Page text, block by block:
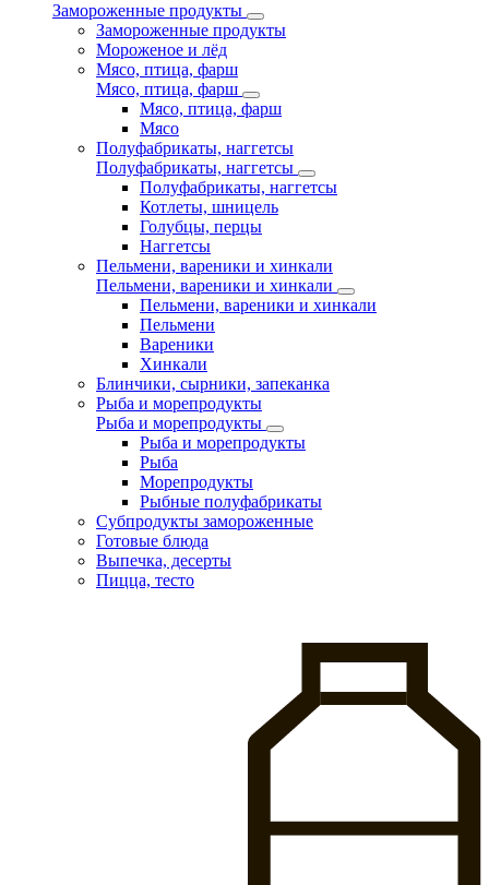
Замороженные продукты
Замороженные продукты
Мороженое и лёд
Мясо, птица, фарш
Мясо, птица, фарш
Мясо, птица, фарш
Мясо
Полуфабрикаты, наггетсы
Полуфабрикаты, наггетсы
Полуфабрикаты, наггетсы
Котлеты, шницель
Голубцы, перцы
Наггетсы
Пельмени, вареники и хинкали
Пельмени, вареники и хинкали
Пельмени, вареники и хинкали
Пельмени
Вареники
Хинкали
Блинчики, сырники, запеканка
Рыба и морепродукты
Рыба и морепродукты
Рыба и морепродукты
Рыба
Морепродукты
Рыбные полуфабрикаты
Субпродукты замороженные
Готовые блюда
Выпечка, десерты
Пицца, тесто